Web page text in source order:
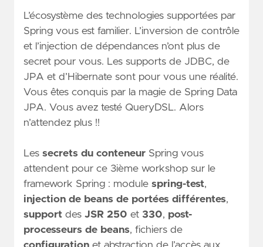
L’écosystème des technologies supportées par
Spring vous est familier. L’inversion de contrôle
et l’injection de dépendances n’ont plus de
secret pour vous. Les supports de JDBC, de
JPA et d’Hibernate sont pour vous une réalité.
Vous êtes conquis par la magie de Spring Data
JPA. Vous avez testé QueryDSL. Alors
n’attendez plus !!
Les secrets du conteneur Spring vous
attendent pour ce 3ième workshop sur le
framework Spring : module spring-test,
injection de beans de portées différentes,
support des JSR 250 et 330, post-
processeurs de beans, fichiers de